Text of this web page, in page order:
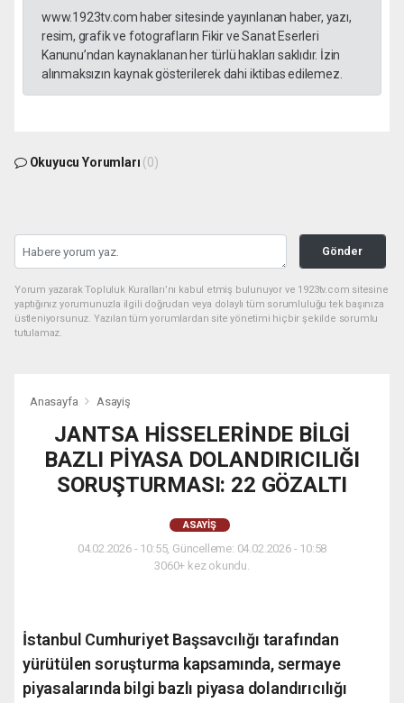
www.1923tv.com haber sitesinde yayınlanan haber, yazı,
resim, grafik ve fotografların Fikir ve Sanat Eserleri
Kanunu’ndan kaynaklanan her türlü hakları saklıdır. İzin
alınmaksızın kaynak gösterilerek dahi iktibas edilemez.
Okuyucu Yorumları (0)
Gönder
Yorum yazarak Topluluk Kuralları’nı kabul etmiş bulunuyor ve 1923tv.com sitesine
yaptığınız yorumunuzla ilgili doğrudan veya dolaylı tüm sorumluluğu tek başınıza
üstleniyorsunuz. Yazılan tüm yorumlardan site yönetimi hiçbir şekilde sorumlu
tutulamaz.
Anasayfa Asayiş
JANTSA HİSSELERİNDE BİLGİ
BAZLI PİYASA DOLANDIRICILIĞI
SORUŞTURMASI: 22 GÖZALTI
ASAYIŞ
04.02.2026 - 10:55, Güncelleme: 04.02.2026 - 10:58
3060+ kez okundu.
İstanbul Cumhuriyet Başsavcılığı tarafından
yürütülen soruşturma kapsamında, sermaye
piyasalarında bilgi bazlı piyasa dolandırıcılığı